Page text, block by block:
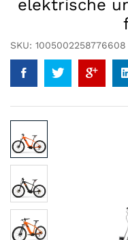
elektrische
SKU: 1005002258776608